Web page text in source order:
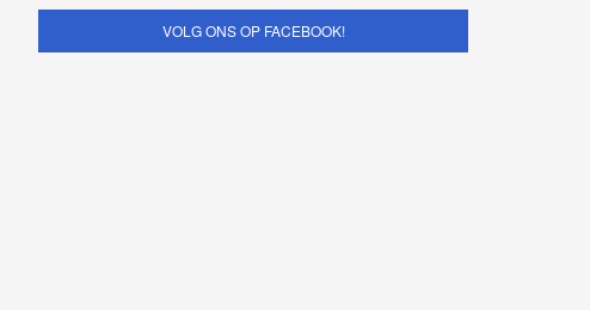
VOLG ONS OP FACEBOOK!